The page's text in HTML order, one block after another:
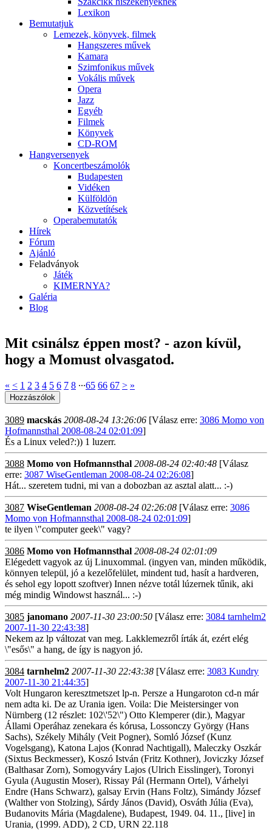
Lexikon
Bemutatjuk
Lemezek, könyvek, filmek
Hangszeres művek
Kamara
Szimfonikus művek
Vokális művek
Opera
Jazz
Egyéb
Filmek
Könyvek
CD-ROM
Hangversenyek
Koncertbeszámolók
Budapesten
Vidéken
Külföldön
Közvetítések
Operabemutatók
Hírek
Fórum
Ajánló
Feladványok
Játék
KIMERNYA?
Galéria
Blog
Mit csinálsz éppen most? - azon kívül,
hogy a Momust olvasgatod.
« < 1 2 3 4 5 6 7 8 ∙∙∙65 66 67 > »
3089 macskás 2008-08-24 13:26:06 [Válasz erre: 3086 Momo von
Hofmannsthal 2008-08-24 02:01:09]
És a Linux veled?:)) 1 luzerr.
3088 Momo von Hofmannsthal 2008-08-24 02:40:48 [Válasz
erre: 3087 WiseGentleman 2008-08-24 02:26:08]
Hát... szeretem tudni, mi van a dobozban az asztal alatt... :-)
3087 WiseGentleman 2008-08-24 02:26:08 [Válasz erre: 3086
Momo von Hofmannsthal 2008-08-24 02:01:09]
te ilyen \"computer geek\" vagy?
3086 Momo von Hofmannsthal 2008-08-24 02:01:09
Elégedett vagyok az új Linuxommal. (ingyen van, minden működik,
könnyen települ, jó a kezelőfelület, mindent tud, hasít a hardveren,
és sehol egy lopott szoftver) Innen nézve totál lúzernek tűnik, aki
még mindig Windowst használ... :-)
3085 janomano 2007-11-30 23:00:50 [Válasz erre: 3084 tarnhelm2
2007-11-30 22:43:38]
Nekem az lp változat van meg. Lakklemezről írták át, ezért elég
\"esős\" a hang, de így is nagyon jó.
3084 tarnhelm2 2007-11-30 22:43:38 [Válasz erre: 3083 Kundry
2007-11-30 21:44:35]
Volt Hungaron keresztmetszet lp-n. Persze a Hungaroton cd-n már
nem adta ki. De az Urania igen. Voila: Die Meistersinger von
Nürnberg (12 részlet: 102\'52\") Otto Klemperer (dir.), Magyar
Állami Operáhaz zenekara és kórusa, Lossonczy György (Hans
Sachs), Székely Mihály (Veit Pogner), Somló József (Kunz
Vogelsgang), Katona Lajos (Konrad Nachtigall), Maleczky Oszkár
(Sixtus Beckmesser), Koszó István (Fritz Kothner), Joviczky József
(Balthasar Zorn), Somogyváry Lajos (Ulrich Eisslinger), Toronyi
Gyula (Augustin Moser), Rissay Pál (Hermann Ortel), Várhelyi
Endre (Hans Schwarz), galsay Ervin (Hans Foltz), Simándy József
(Walther von Stolzing), Sárdy János (David), Osváth Júlia (Eva),
Budanovits Mária (Magdalene), Budapest, 1949. 04. 11., [live] in
Urania, (1999. ADD), 2 CD, URN 22.118